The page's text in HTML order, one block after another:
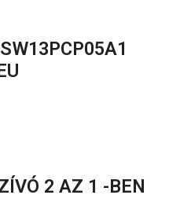
2 AZ 1 -BEN